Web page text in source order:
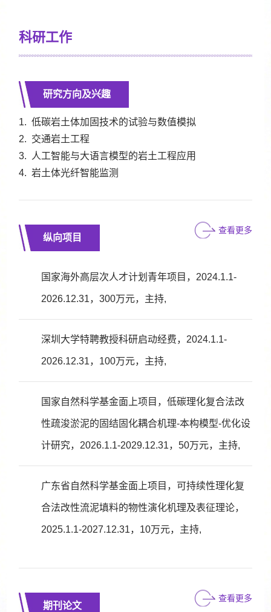
科研工作
研究方向及兴趣
1. 低碳岩土体加固技术的试验与数值模拟
2. 交通岩土工程
3. 人工智能与大语言模型的岩土工程应用
4. 岩土体光纤智能监测
纵向项目
查看更多
国家海外高层次人才计划青年项目，2024.1.1-
2026.12.31，300万元，主持,
深圳大学特聘教授科研启动经费，2024.1.1-
2026.12.31，100万元，主持,
国家自然科学基金面上项目，低碳理化复合法改
性疏浚淤泥的固结固化耦合机理-本构模型-优化设
计研究，2026.1.1-2029.12.31，50万元，主持,
广东省自然科学基金面上项目，可持续性理化复
合法改性流泥填料的物性演化机理及表征理论，
2025.1.1-2027.12.31，10万元，主持,
期刊论文
查看更多